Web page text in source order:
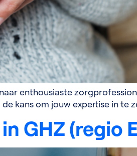
enthousiaste
kans om jouw expertise in te
GHZ (regio